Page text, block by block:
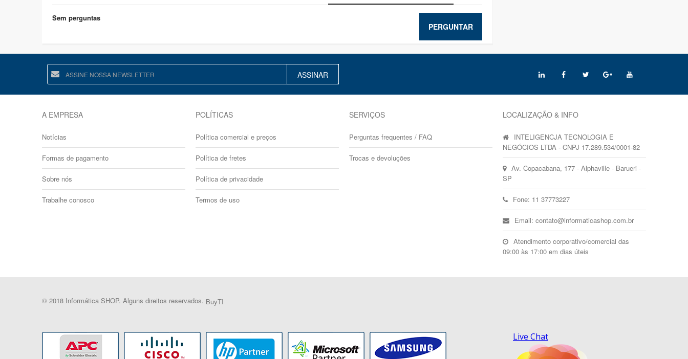
PERGUNTAR
Sem perguntas
ASSINAR
A EMPRESA
Notícias
Formas de pagamento
Sobre nós
Trabalhe conosco
POLÍTICAS
Política comercial e preços
Política de fretes
Política de privacidade
Termos de uso
SERVIÇOS
Perguntas frequentes / FAQ
Trocas e devoluções
LOCALIZAÇÃO & INFO
INTELIGENCJA TECNOLOGIA E
NEGÓCIOS LTDA - CNPJ 17.289.534/0001-82
Av. Copacabana, 177 - Alphaville - Barueri -
SP
Fone: 11 37773227
Email: contato@informaticashop.com.br
Atendimento corporativo/comercial das
09:00 às 17:00 em dias úteis
© 2018 Informática SHOP. Alguns direitos reservados. BuyTI